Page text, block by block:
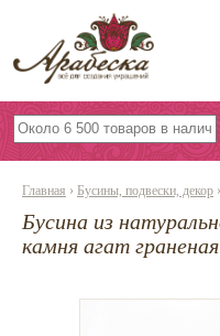
Бусины,
Бисер
Фурнитура
Главная › Бусины, подвески, декор ›
Бусина из
камня агат граненая